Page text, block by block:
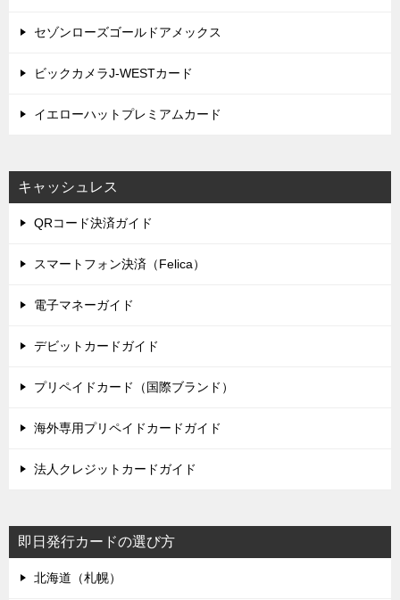
セゾンローズゴールドアメックス
ビックカメラJ-WESTカード
イエローハットプレミアムカード
キャッシュレス
QRコード決済ガイド
スマートフォン決済（Felica）
電子マネーガイド
デビットカードガイド
プリペイドカード（国際ブランド）
海外専用プリペイドカードガイド
法人クレジットカードガイド
即日発行カードの選び方
北海道（札幌）